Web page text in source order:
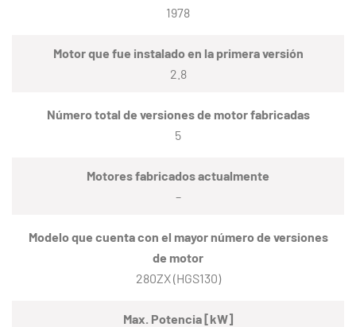
1978
Motor que fue instalado en la primera versión
2.8
Número total de versiones de motor fabricadas
5
Motores fabricados actualmente
–
Modelo que cuenta con el mayor número de versiones
de motor
280ZX (HGS130)
Max. Potencia [kW]